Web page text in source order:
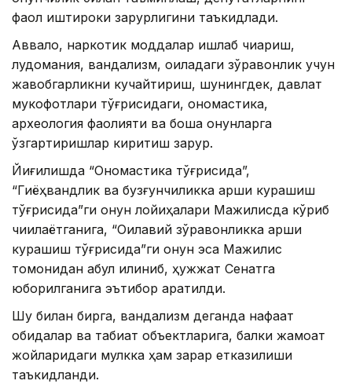
фаол иштироки зарурлигини таъкидлади.
Аввало, наркотик моддалар ишлаб чиқариш,
лудомания, вандализм, оиладаги зўравонлик учун
жавобгарликни кучайтириш, шунингдек, давлат
мукофотлари тўғрисидаги, ономастика,
археология фаолияти ва бошқа қонунларга
ўзгартиришлар киритиш зарур.
Йиғилишда “Ономастика тўғрисида”,
“Гиёҳвандлик ва бузғунчиликка қарши курашиш
тўғрисида”ги қонун лойиҳалари Мажилисда кўриб
чиқилаётганига, “Оилавий зўравонликка қарши
курашиш тўғрисида”ги қонун эса Мажилис
томонидан қабул қилиниб, ҳужжат Сенатга
юборилганига эътибор қаратилди.
Шу билан бирга, вандализм деганда нафақат
обидалар ва табиат объектларига, балки жамоат
жойларидаги мулкка ҳам зарар етказилиши
таъкидланди.